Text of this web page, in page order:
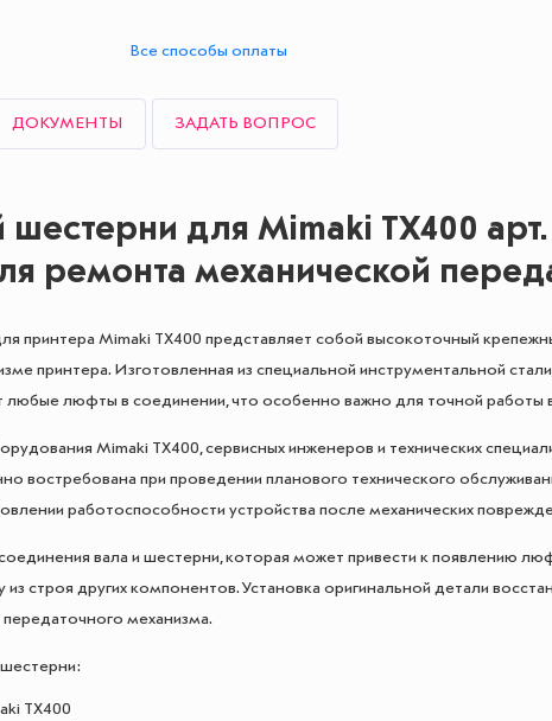
Все способы оплаты
ДОКУМЕНТЫ ЗАДАТЬ ВОПРОС
для Mimaki TX400 арт.
ремонта механической
принтера Mimaki TX400 представляет собой высокоточный
принтера. Изготовленная из специальной инструментальной
люфты в соединении, что особенно важно для точной работы
Mimaki TX400, сервисных инженеров и технических
востребована при проведении планового технического
работоспособности устройства после механических
вала и шестерни, которая может привести к появлению
строя других компонентов. Установка оригинальной детали
механизма.
TX400